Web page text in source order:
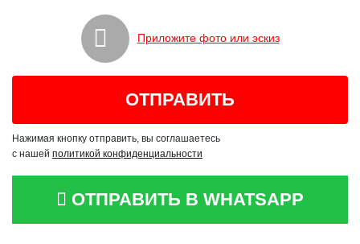
Приложите фото или эскиз
Нажимая кнопку отправить, вы соглашаетесь
с нашей политикой конфиденциальности
ОТПРАВИТЬ В WHATSAPP